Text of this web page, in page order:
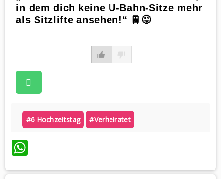
in dem dich keine U-Bahn-Sitze mehr
als Sitzlifte ansehen!“ 🚆😜
#6 Hochzeitstag #verheiratet
WhatsApp